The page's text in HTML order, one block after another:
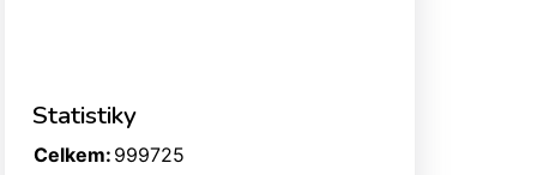
Statistiky
Celkem: 999725